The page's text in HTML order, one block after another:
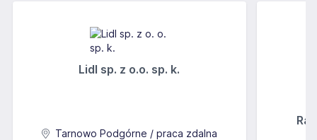
Lidl sp. z o.o. sp. k.
Tarnowo Podgórne / praca zdalna